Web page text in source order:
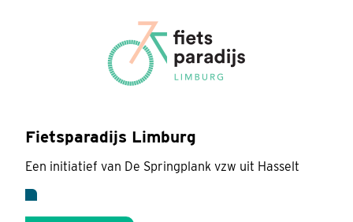
Fietsparadijs Limburg
Een initiatief van De Springplank vzw uit Hasselt